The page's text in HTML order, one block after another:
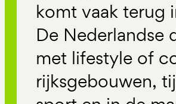
komt vaak terug
De Nederlandse
met lifestyle of
rijksgebouwen,